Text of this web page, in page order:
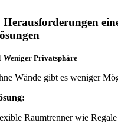
Herausforderungen
Weniger Privatsphäre
Wände gibt es weniger
Raumtrenner wie